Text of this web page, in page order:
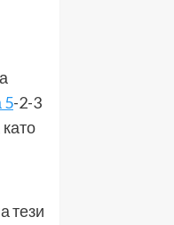
5-2-3
тези